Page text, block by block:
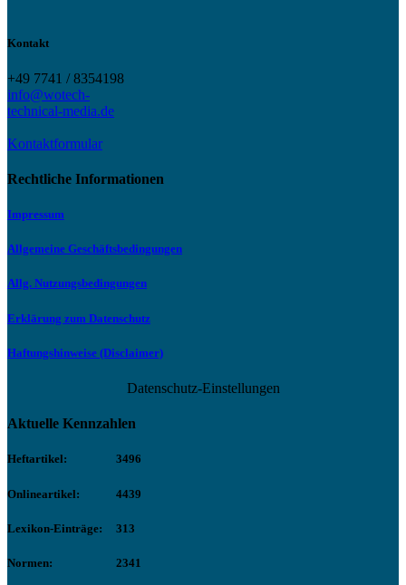
Kontakt
+49 7741 / 8354198
info@wotech-
technical-media.de
Kontaktformular
Rechtliche Informationen
Impressum
Allgemeine Geschäftsbedingungen
Allg. Nutzungsbedingungen
Erklärung zum Datenschutz
Haftungshinweise (Disclaimer)
Datenschutz-Einstellungen
Aktuelle Kennzahlen
Heftartikel: 3496
Onlineartikel: 4439
Lexikon-Einträge: 313
Normen: 2341